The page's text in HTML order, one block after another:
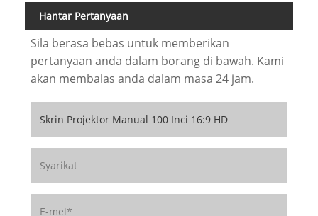
Hantar Pertanyaan
Sila berasa bebas untuk memberikan
pertanyaan anda dalam borang di bawah. Kami
akan membalas anda dalam masa 24 jam.